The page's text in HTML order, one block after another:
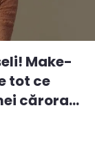
Make-
tot ce
cărora...